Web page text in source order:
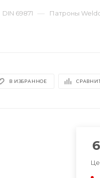
DIN 69871 — Патроны
В ИЗБРАННОЕ